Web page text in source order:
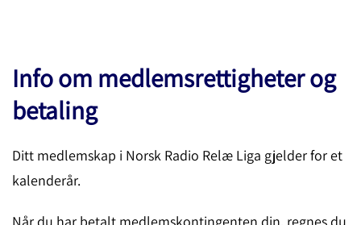
Info om medlemsrettigheter og
betaling
Ditt medlemskap i Norsk Radio Relæ Liga gjelder for et
kalenderår.